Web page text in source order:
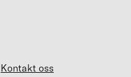
Kontakt oss